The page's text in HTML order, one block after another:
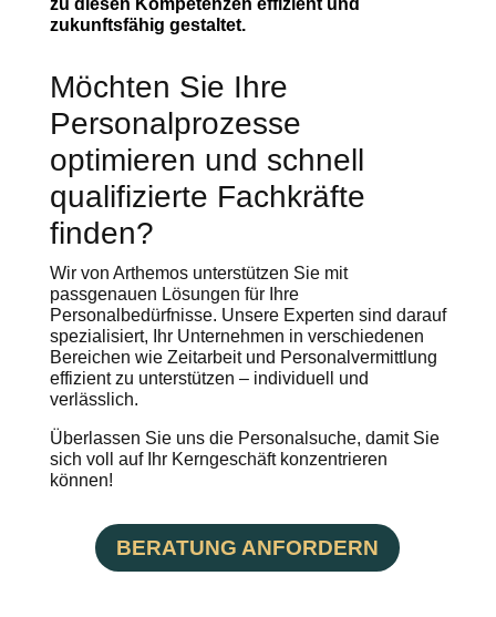
zu diesen Kompetenzen effizient und
zukunftsfähig gestaltet.
Möchten Sie Ihre
Personalprozesse
optimieren und schnell
qualifizierte Fachkräfte
finden?
Wir von Arthemos unterstützen Sie mit
passgenauen Lösungen für Ihre
Personalbedürfnisse. Unsere Experten sind darauf
spezialisiert, Ihr Unternehmen in verschiedenen
Bereichen wie Zeitarbeit und Personalvermittlung
effizient zu unterstützen – individuell und
verlässlich.
Überlassen Sie uns die Personalsuche, damit Sie
sich voll auf Ihr Kerngeschäft konzentrieren
können!
BERATUNG ANFORDERN